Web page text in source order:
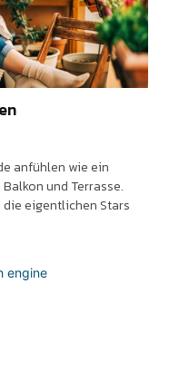
anfühlen wie ein
und Terrasse.
eigentlichen Stars